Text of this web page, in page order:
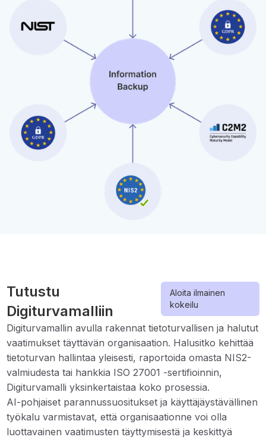
Tutustu
Digiturvamalliin
Aloita ilmainen
kokeilu
Digiturvamallin avulla rakennat tietoturvallisen ja halutut
vaatimukset täyttävän organisaation. Halusitko kehittää
tietoturvan hallintaa yleisesti, raportoida omasta NIS2-
valmiudesta tai hankkia ISO 27001 -sertifioinnin,
Digiturvamalli yksinkertaistaa koko prosessia.
AI-pohjaiset parannussuositukset ja käyttäjäystävällinen
työkalu varmistavat, että organisaationne voi olla
luottavainen vaatimusten täyttymisestä ja keskittyä